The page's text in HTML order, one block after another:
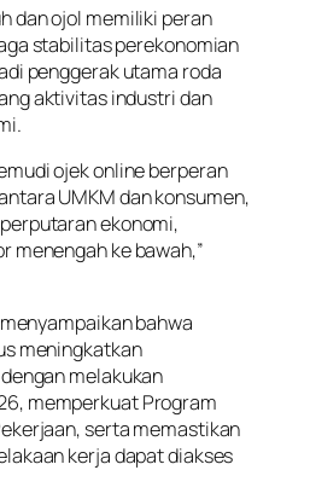
dan ojol memiliki peran
stabilitas perekonomian
penggerak utama roda
aktivitas industri dan
ojekonlineberperan
UMKM dan konsumen,
ekonomi,
menengah ke bawah,”
bahwa
meningkatkan
melakukan
memperkuat Program
serta memastikan
kerja dapat diakses